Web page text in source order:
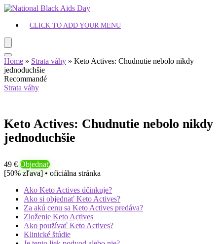
CLICK TO ADD YOUR MENU
Home » Strata váhy » Keto Actives: Chudnutie nebolo nikdy
jednoduchšie
Recommandé
Strata váhy
Keto Actives: Chudnutie nebolo nikdy
jednoduchšie
49 € Objednať
[50% zľava] • oficiálna stránka
Ako Keto Actives účinkuje?
Ako si objednať Keto Actives?
Za akú cenu sa Keto Actives predáva?
Zloženie Keto Actives
Ako používať Keto Actives?
Klinické štúdie